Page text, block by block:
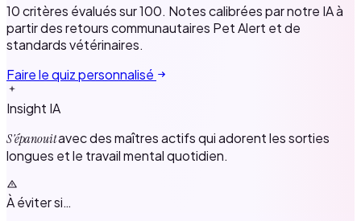
10 critères évalués sur 100. Notes calibrées par notre IA à
partir des retours communautaires Pet Alert et de
standards vétérinaires.
Faire le quiz personnalisé
Insight IA
S'épanouitavec des maîtres actifs qui adorent les sorties
longues et le travail mental quotidien.
À éviter si…